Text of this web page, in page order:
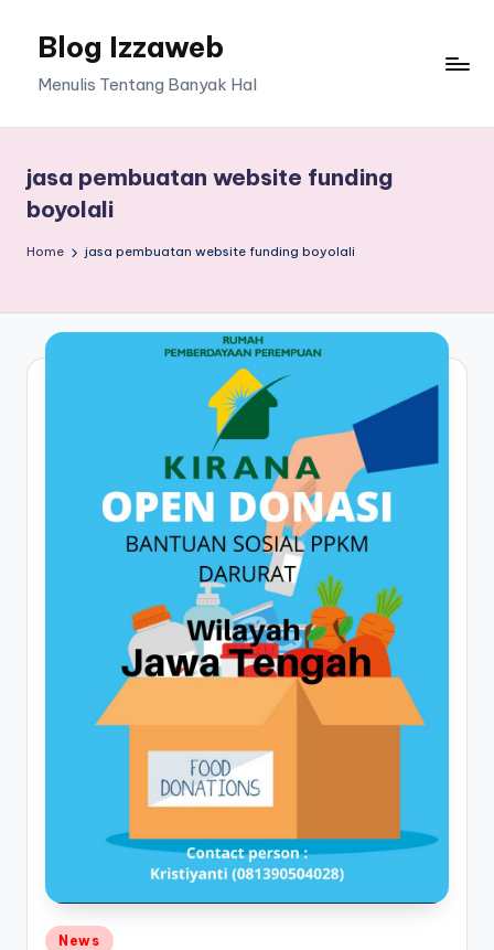
Blog Izzaweb
Menulis Tentang Banyak Hal
jasa pembuatan website funding
boyolali
Home jasa pembuatan website funding boyolali
Posted
News